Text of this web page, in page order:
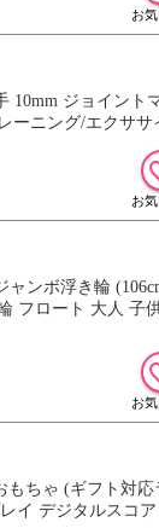
10mm ジョイン
ーニング/エクサ
ャンボ浮き輪
フロート 大人 子
ちゃ (ギフト対
イ デジタルスコ